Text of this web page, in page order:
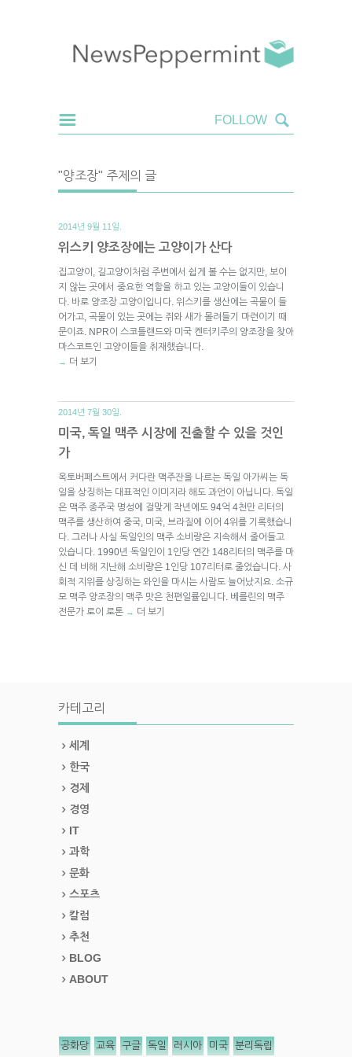
"양조장" 주제의 글
2014년 9월 11일.
위스키 양조장에는 고양이가 산다
집고양이, 길고양이처럼 주변에서 쉽게 볼 수는 없지만, 보이
지 않는 곳에서 중요한 역할을 하고 있는 고양이들이 있습니
다. 바로 양조장 고양이입니다. 위스키를 생산에는 곡물이 들
어가고, 곡물이 있는 곳에는 쥐와 새가 몰려들기 마련이기 때
문이죠. NPR이 스코틀랜드와 미국 켄터키주의 양조장을 찾아
마스코트인 고양이들을 취재했습니다.
→ 더 보기
2014년 7월 30일.
미국, 독일 맥주 시장에 진출할 수 있을 것인
가
옥토버페스트에서 커다란 맥주잔을 나르는 독일 아가씨는 독
일을 상징하는 대표적인 이미지라 해도 과언이 아닙니다. 독일
은 맥주 종주국 명성에 걸맞게 작년에도 94억 4천만 리터의
맥주를 생산하여 중국, 미국, 브라질에 이어 4위를 기록했습니
다. 그러나 사실 독일인의 맥주 소비량은 지속해서 줄어들고
있습니다. 1990년 독일인이 1인당 연간 148리터의 맥주를 마
신 데 비해 지난해 소비량은 1인당 107리터로 줄었습니다. 사
회적 지위를 상징하는 와인을 마시는 사람도 늘어났지요. 소규
모 맥주 양조장의 맥주 맛은 천편일률입니다. 베를린의 맥주
전문가 로이 로톤 → 더 보기
카테고리
세계
한국
경제
경영
IT
과학
문화
스포츠
칼럼
추천
BLOG
ABOUT
공화당 교육 구글 독일 러시아 미국 분리독립